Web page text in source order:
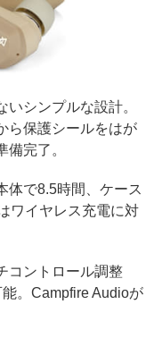
シンプルな設計。
ら保護シールをはが
完了。
体で8.5時間、ケース
ワイヤレス充電に対
コントロール調整
。Campfire Audioが